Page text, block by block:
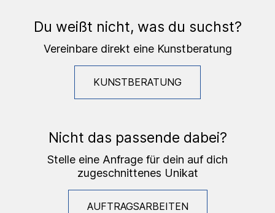
Du weißt nicht, was du suchst?
Vereinbare direkt eine Kunstberatung
KUNSTBERATUNG
Nicht das passende dabei?
Stelle eine Anfrage für dein auf dich
zugeschnittenes Unikat
AUFTRAGSARBEITEN